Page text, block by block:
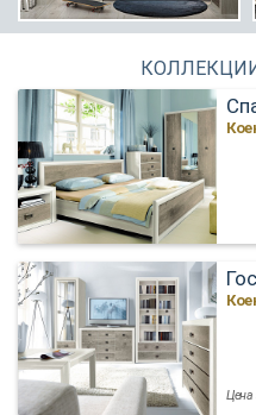
Цена